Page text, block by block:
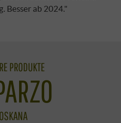
Besser ab 2024."
PRODUKTE